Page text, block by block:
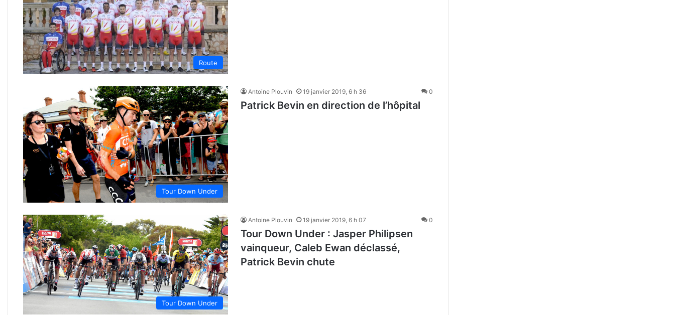
Route
Tour Down Under
Antoine Plouvin 19 janvier 2019, 6 h 36 0
Patrick Bevin en direction de l’hôpital
Tour Down Under
Antoine Plouvin 19 janvier 2019, 6 h 07 0
Tour Down Under : Jasper Philipsen
vainqueur, Caleb Ewan déclassé,
Patrick Bevin chute